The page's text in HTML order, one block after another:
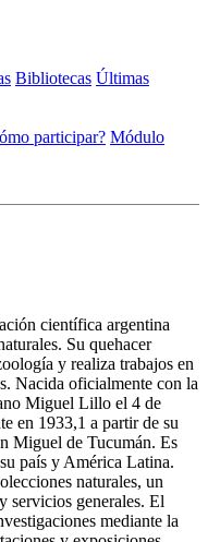
Bibliotecas Últimas
participar? Módulo
científica argentina
Su quehacer
y realiza trabajos en
Nacida oficialmente con la
Miguel Lillo el 4 de
en 1933,1​ a partir de su
Miguel de Tucumán. Es
país y América Latina.
naturales, un
servicios generales. El
mediante la